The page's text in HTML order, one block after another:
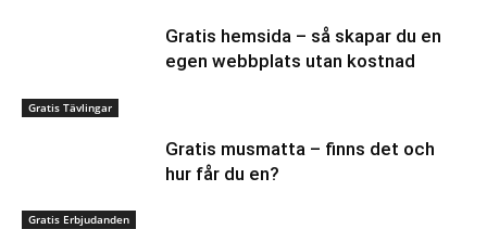
Gratis Tävlingar
Gratis hemsida – så skapar du en
egen webbplats utan kostnad
Gratis Erbjudanden
Gratis musmatta – finns det och
hur får du en?